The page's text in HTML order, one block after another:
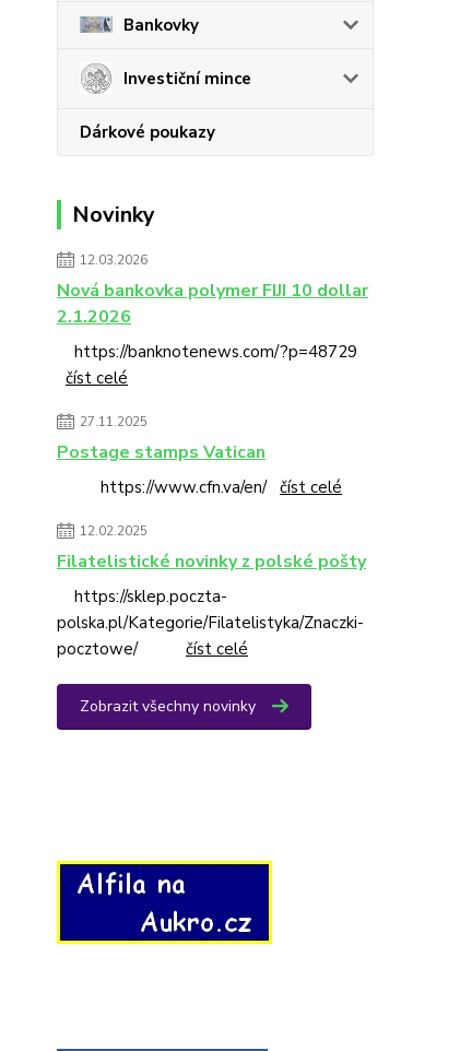
Bankovky
Investiční mince
Dárkové poukazy
Novinky
12.03.2026
Nová bankovka polymer FIJI 10 dollar
2.1.2026
https://banknotenews.com/?p=48729
číst celé
27.11.2025
Postage stamps Vatican
https://www.cfn.va/en/ číst celé
12.02.2025
Filatelistické novinky z polské pošty
https://sklep.poczta-
polska.pl/Kategorie/Filatelistyka/Znaczki-
pocztowe/ číst celé
Zobrazit všechny novinky